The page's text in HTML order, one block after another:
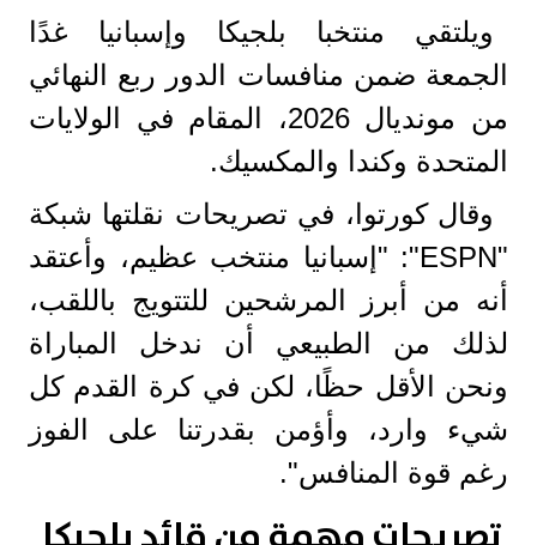
ويلتقي منتخبا بلجيكا وإسبانيا غدًا
الجمعة ضمن منافسات الدور ربع النهائي
من مونديال 2026، المقام في الولايات
المتحدة وكندا والمكسيك.
وقال كورتوا، في تصريحات نقلتها شبكة
"ESPN": "إسبانيا منتخب عظيم، وأعتقد
أنه من أبرز المرشحين للتتويج باللقب،
لذلك من الطبيعي أن ندخل المباراة
ونحن الأقل حظًا، لكن في كرة القدم كل
شيء وارد، وأؤمن بقدرتنا على الفوز
رغم قوة المنافس".